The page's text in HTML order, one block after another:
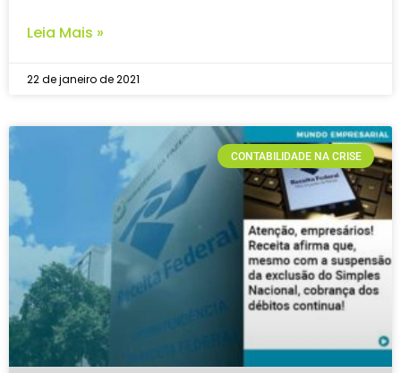
Leia Mais »
22 de janeiro de 2021
CONTABILIDADE NA CRISE